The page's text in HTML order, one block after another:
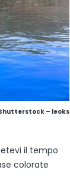
– leoks
il tempo
colorate